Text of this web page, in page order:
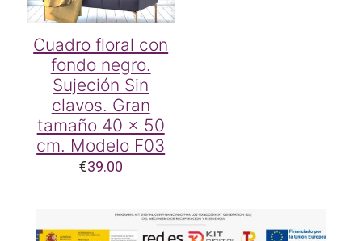
Cuadro floral con
fondo negro.
Sujeción Sin
clavos. Gran
tamaño 40 x 50
cm. Modelo F03
€39.00